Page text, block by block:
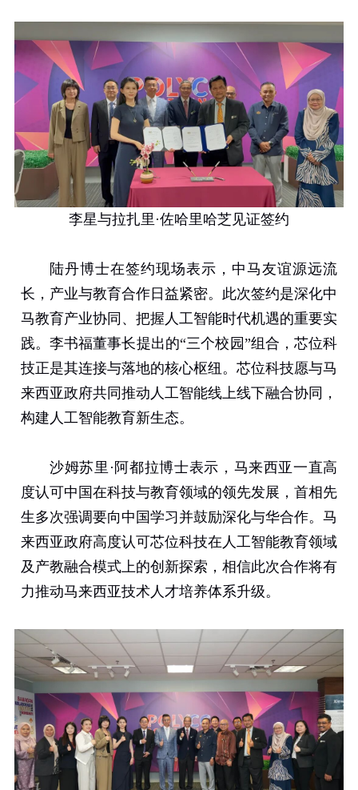
李星与拉扎里 ·佐哈里哈芝见证签约
陆丹博士在签约现场表示，中马友谊源远流
长，产业与教育合作日益紧密。此次签约是深化中
马教育产业协同、把握人工智能时代机遇的重要实
践。李书福董事长提出的“三个校园”组合，芯位科
技正是其连接与落地的核心枢纽。芯位科技愿与马
来西亚政府共同推动人工智能线上线下融合协同，
构建人工智能教育新生态。
沙姆苏里 · 阿都拉博士表示，马来西亚一直高
度认可中国在科技与教育领域的领先发展，首相先
生多次强调要向中国学习并鼓励深化与华合作。马
来西亚政府高度认可芯位科技在人工智能教育领域
及产教融合模式上的创新探索，相信此次合作将有
力推动马来西亚技术人才培养体系升级。